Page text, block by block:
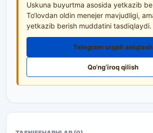
Uskuna buyurtma asosida yetkazib
To‘lovdan oldin menejer mavjudligi,
yetkazib berish muddatini tasdiqlaydi.
Telegram orqali aniqlash
Qo‘ng‘iroq qilish